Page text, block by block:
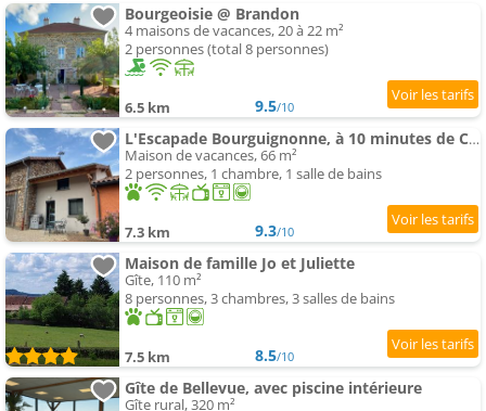
Bourgeoisie @ Brandon
4 maisons de vacances, 20 à 22 m²
2 personnes (total 8 personnes)
6.5 km 9.5/10
L'Escapade Bourguignonne, à 10 minutes de Cluny, petit déjeuner inclus!
Maison de vacances, 66 m²
2 personnes, 1 chambre, 1 salle de bains
7.3 km 9.3/10
Maison de famille Jo et Juliette
Gîte, 110 m²
8 personnes, 3 chambres, 3 salles de bains
7.5 km 8.5/10
Gîte de Bellevue, avec piscine intérieure
Gîte rural, 320 m²